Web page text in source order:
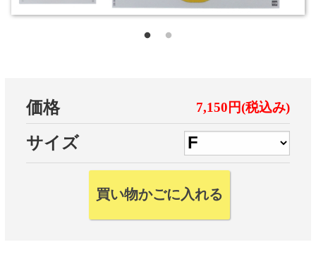
価格 7,150円(税込み)
サイズ